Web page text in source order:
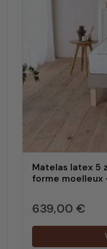
Matelas latex 5
forme moelleux
639,00 €